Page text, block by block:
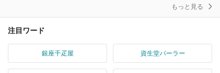
もっと見る
注目ワード
銀座千疋屋 資生堂パーラー